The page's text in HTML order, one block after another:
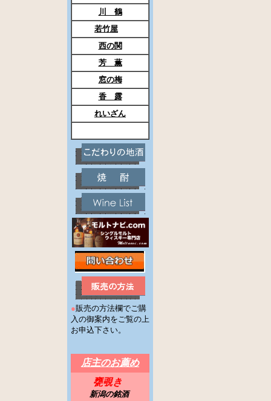
川 鶴
若竹屋
西の関
芳 薫
窓の梅
香 露
れいざん
●販売の方法欄でご購
入の御案内をご覧の上
お申込下さい。
店主のお薦め
甕覗き
新潟の銘酒